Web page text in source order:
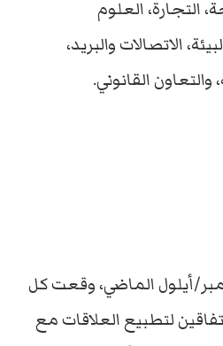
التجارة، العلوم
الاتصالات والبريد،
القانوني.
أنه في 15 سبتمبر/أيلول الماضي، وقعت كل
لتطبيع العلاقات مع